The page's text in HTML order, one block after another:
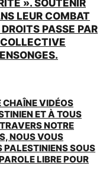
». SOUTENIR
LEUR COMBAT
PASSE PAR
CHAÎNE VIDÉOS
ET À TOUS
NOTRE
NOUS VOUS
PALESTINIENS SOUS
LIBRE POUR